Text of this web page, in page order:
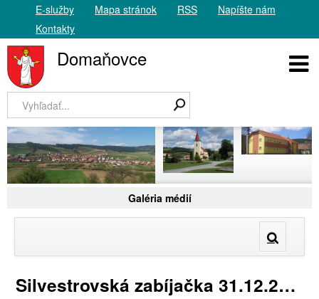
E-služby Mapa stránok RSS
Napíšte nám
Kontakty
Domaňovce
Galéria médií
Silvestrovská zabíjačka 31.12.2015